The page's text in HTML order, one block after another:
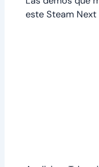
este Steam Next